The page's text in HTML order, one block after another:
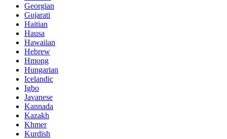
Georgian
Gujarati
Haitian
Hausa
Hawaiian
Hebrew
Hmong
Hungarian
Icelandic
Igbo
Javanese
Kannada
Kazakh
Khmer
Kurdish